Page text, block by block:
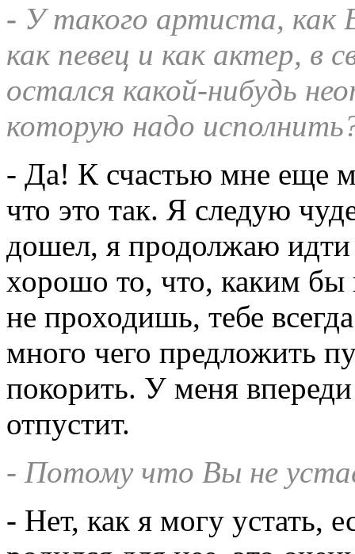
- У такого артиста, как
как певец и как актер, в
остался какой-нибудь
которую надо
- Да! К счастью мне еще
что это так. Я следую
дошел, я продолжаю
хорошо то, что, каким
не проходишь, тебе
много чего предложить
покорить. У меня
отпустит.
- Потому что Вы не
- Нет, как я могу устать,